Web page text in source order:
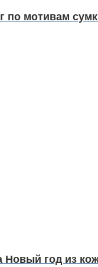
по мотивам
Новый год из